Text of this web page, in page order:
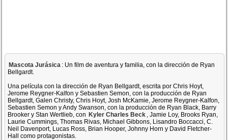
Mascota Jurásica : Un film de aventura y familia, con la dirección de Ryan
Bellgardt.
Una película con la dirección de Ryan Bellgardt, escrita por Chris Hoyt,
Jerome Reygner-Kalfon y Sebastien Semon, con la producción de Ryan
Bellgardt, Galen Christy, Chris Hoyt, Josh McKamie, Jerome Reygner-Kalfon,
Sebastien Semon y Andy Swanson, con la producción de Ryan Black, Barry
Brooker y Stan Wertlieb, con Kyler Charles Beck , Jamie Loy, Brooks Ryan,
Laurie Cummings, Thomas Rivas, Michael Gibbons, Lisandro Boccacci, C.
Neil Davenport, Lucas Ross, Brian Hooper, Johnny Horn y David Fletcher-
Hall como protagonistas.